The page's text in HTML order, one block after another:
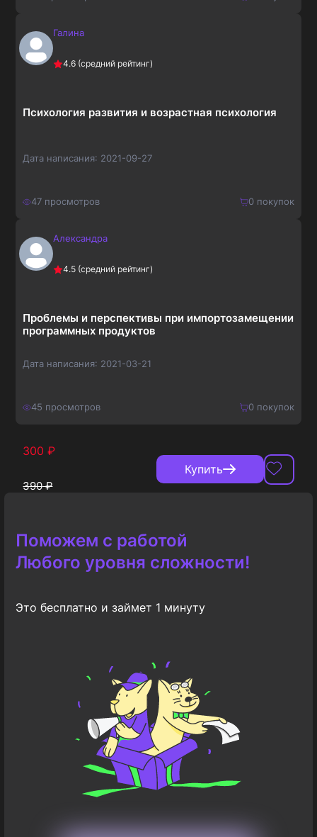
150₽Галина
4.6 (средний рейтинг)
Психология развития и возрастная психология
Дата написания: 2021-09-27
47 просмотров 0покупок
210₽Александра
4.5 (средний рейтинг)
Проблемы и перспективы при импортозамещении
программных продуктов
Дата написания: 2021-03-21
45 просмотров 0покупок
300 ₽
390₽
Купить
Поможем с работой
Любого уровня сложности!
Это бесплатно и займет 1 минуту